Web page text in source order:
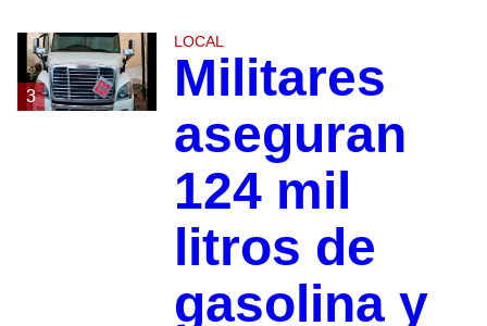
3
LOCAL
Militares
aseguran
124 mil
litros de
gasolina y